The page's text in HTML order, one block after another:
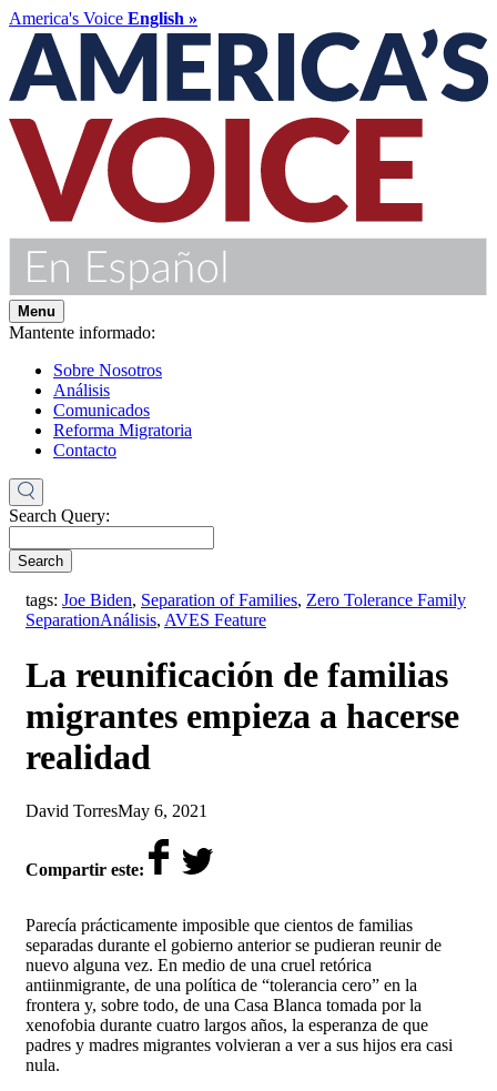
America's Voice English »
Menu
Mantente informado:
Sobre Nosotros
Análisis
Comunicados
Reforma Migratoria
Contacto
Search Query:
Search
tags: Joe Biden, Separation of Families, Zero Tolerance Family
Separation,Análisis, AVES Feature
La reunificación de familias
migrantes empieza a hacerse
realidad
by
David Torreson
May 6, 2021
Compartir este:
Parecía prácticamente imposible que cientos de familias
separadas durante el gobierno anterior se pudieran reunir de
nuevo alguna vez. En medio de una cruel retórica
antiinmigrante, de una política de “tolerancia cero” en la
frontera y, sobre todo, de una Casa Blanca tomada por la
xenofobia durante cuatro largos años, la esperanza de que
padres y madres migrantes volvieran a ver a sus hijos era casi
nula.